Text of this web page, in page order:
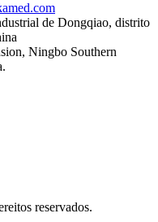
de Dongqiao, distrito
Ningbo Southern
reservados.